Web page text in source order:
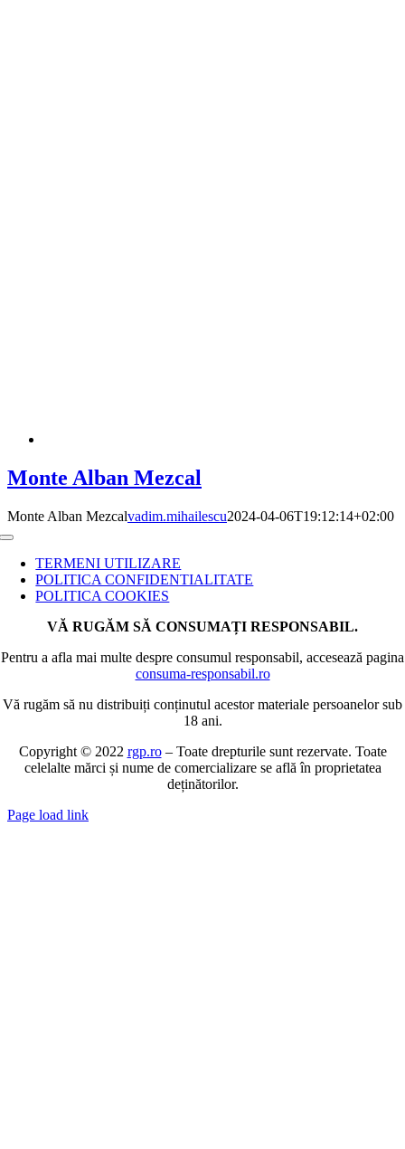
Monte Alban Mezcal
Monte Alban Mezcalvadim.mihailescu2024-04-06T19:12:14+02:00
Toggle
NavigationTERMENI UTILIZARE
POLITICA CONFIDENTIALITATE
POLITICA COOKIES
VĂ RUGĂM SĂ CONSUMAȚI RESPONSABIL.
Pentru a afla mai multe despre consumul responsabil, accesează pagina
consuma-responsabil.ro
Vă rugăm să nu distribuiți conținutul acestor materiale persoanelor sub
18 ani.
Copyright © 2022 rgp.ro– Toate drepturile sunt rezervate. Toate
celelalte mărci și nume de comercializare se află în proprietatea
deținătorilor.
Page load link